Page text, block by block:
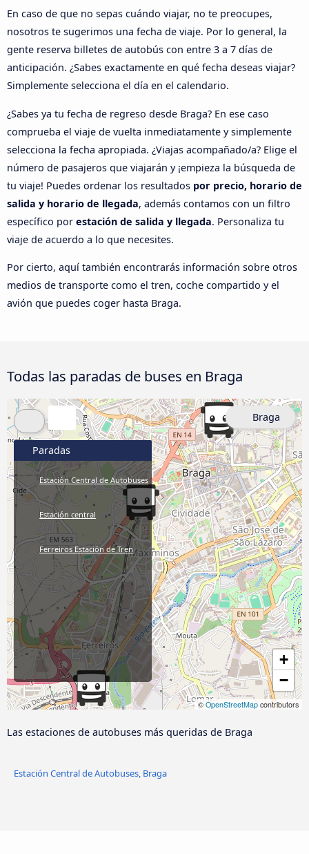
En caso de que no sepas cuándo viajar, no te preocupes,
nosotros te sugerimos una fecha de viaje. Por lo general, la
gente reserva billetes de autobús con entre 3 a 7 días de
anticipación. ¿Sabes exactamente en qué fecha deseas viajar?
Simplemente selecciona el día en el calendario.
¿Sabes ya tu fecha de regreso desde Braga? En ese caso
comprueba el viaje de vuelta inmediatamente y simplemente
selecciona la fecha apropiada. ¿Viajas acompañado/a? Elige el
número de pasajeros que viajarán y ¡empieza la búsqueda de
tu viaje! Puedes ordenar los resultados por precio, horario de
salida y horario de llegada, además contamos con un filtro
específico por estación de salida y llegada. Personaliza tu
viaje de acuerdo a lo que necesites.
Por cierto, aquí también encontrarás información sobre otros
medios de transporte como el tren, coche compartido y el
avión que puedes coger hasta Braga.
Todas las paradas de buses en Braga
+
−
©OpenStreetMap contributors
Paradas
Estación Central de Autobuses
Estación central
Ferreiros Estación de Tren
Braga
Las estaciones de autobuses más queridas de Braga
Estación Central de Autobuses, Braga